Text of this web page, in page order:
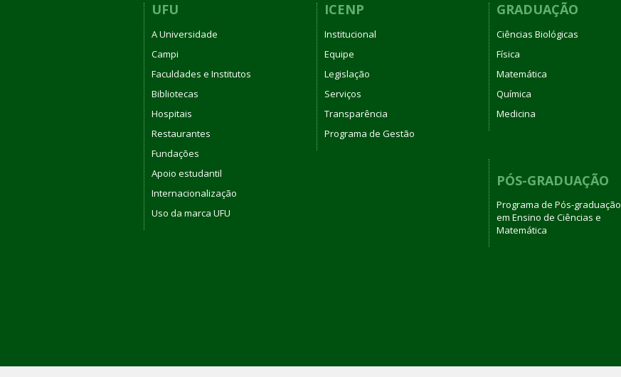
UFU
A Universidade
Campi
Faculdades e Institutos
Bibliotecas
Hospitais
Restaurantes
Fundações
Apoio estudantil
Internacionalização
Uso da marca UFU
ICENP
Institucional
Equipe
Legislação
Serviços
Transparência
Programa de Gestão
GRADUAÇÃO
Ciências Biológicas
Física
Matemática
Química
Medicina
PÓS-GRADUAÇÃO
Programa de Pós-graduação
em Ensino de Ciências e
Matemática